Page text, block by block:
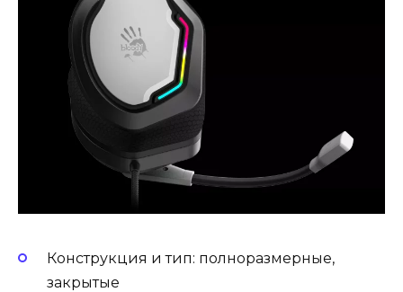
Конструкция и тип: полноразмерные,
закрытые